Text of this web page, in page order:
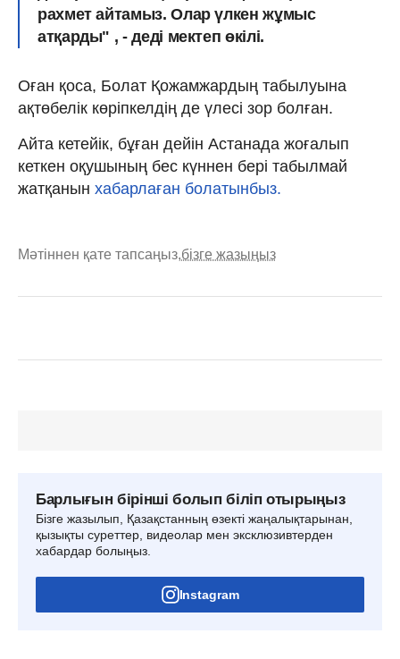
рахмет айтамыз. Олар үлкен жұмыс
атқарды" , - деді мектеп өкілі.
Оған қоса, Болат Қожамжардың табылуына
ақтөбелік көріпкелдің де үлесі зор болған.
Айта кетейік, бұған дейін Астанада жоғалып
кеткен оқушының бес күннен бері табылмай
жатқанын хабарлаған болатынбыз.
Мәтіннен қате тапсаңыз,бізге жазыңыз
Барлығын бірінші болып біліп отырыңыз
Бізге жазылып, Қазақстанның өзекті жаңалықтарынан,
қызықты суреттер, видеолар мен эксклюзивтерден
хабардар болыңыз.
Instagram